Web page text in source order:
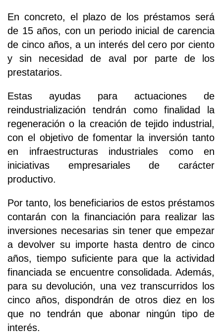
En concreto, el plazo de los préstamos será
de 15 años, con un periodo inicial de carencia
de cinco años, a un interés del cero por ciento
y sin necesidad de aval por parte de los
prestatarios.
Estas ayudas para actuaciones de
reindustrialización tendrán como finalidad la
regeneración o la creación de tejido industrial,
con el objetivo de fomentar la inversión tanto
en infraestructuras industriales como en
iniciativas empresariales de carácter
productivo.
Por tanto, los beneficiarios de estos préstamos
contarán con la financiación para realizar las
inversiones necesarias sin tener que empezar
a devolver su importe hasta dentro de cinco
años, tiempo suficiente para que la actividad
financiada se encuentre consolidada. Además,
para su devolución, una vez transcurridos los
cinco años, dispondrán de otros diez en los
que no tendrán que abonar ningún tipo de
interés.